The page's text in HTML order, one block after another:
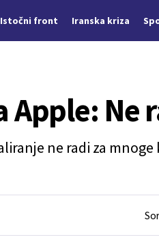
Istočni front Iranska kriza
Apple: Ne
ne radi za